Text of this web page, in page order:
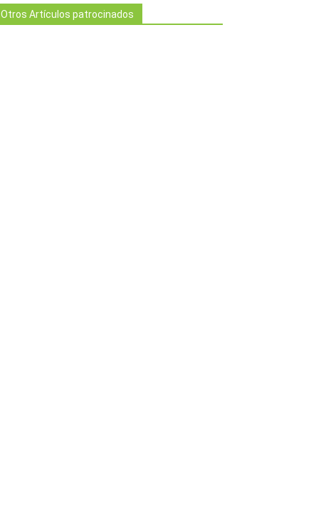
Otros Artículos patrocinados